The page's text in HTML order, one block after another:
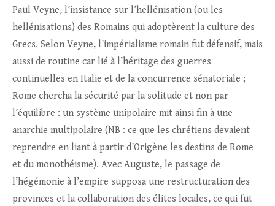
Paul Veyne, l’insistance sur l’hellénisation (ou les
hellénisations) des Romains qui adoptèrent la culture des
Grecs. Selon Veyne, l’impérialisme romain fut défensif, mais
aussi de routine car lié à l’héritage des guerres
continuelles en Italie et de la concurrence sénatoriale ;
Rome chercha la sécurité par la solitude et non par
l’équilibre : un système unipolaire mit ainsi fin à une
anarchie multipolaire (NB : ce que les chrétiens devaient
reprendre en liant à partir d’Origène les destins de Rome
et du monothéisme). Avec Auguste, le passage de
l’hégémonie à l’empire supposa une restructuration des
provinces et la collaboration des élites locales, ce qui fut